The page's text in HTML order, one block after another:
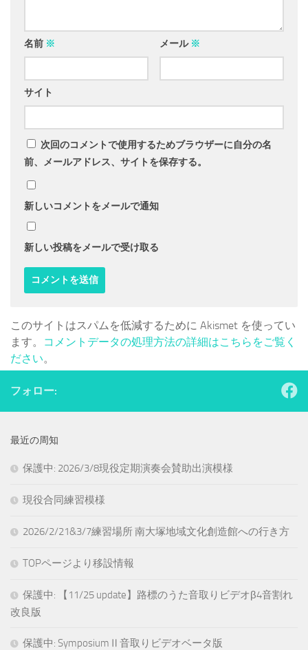
名前 ※ メール ※
サイト
次回のコメントで使用するためブラウザーに自分の名
前、メールアドレス、サイトを保存する。
新しいコメントをメールで通知
新しい投稿をメールで受け取る
このサイトはスパムを低減するために Akismet を使ってい
ます。
コメントデータの処理方法の詳細はこちらをご覧く
ださい。
フォロー:
最近の周知
保護中: 2026/3/8現役定期演奏会賛助出演模様
現役合同練習模様
2026/2/21&3/7練習場所 南大塚地域文化創造館への行き方
TOPページより移設情報
保護中: 【11/25 update】路標のうた音取りビデオβ4音割れ
改良版
保護中: SymposiumⅡ音取りビデオベータ版